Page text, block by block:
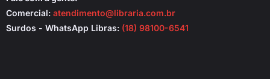
Comercial: atendimento@libraria.com.br
Surdos - WhatsApp Libras: (18) 98100-6541